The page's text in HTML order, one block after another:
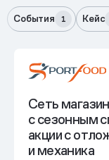
События 1 Кейс
Сеть
с сезонным
акции с
и механика